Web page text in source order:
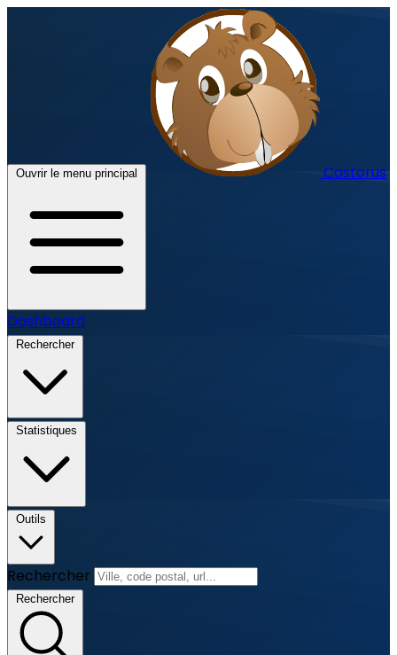
Ouvrir le menu principal Castorus
Dashboard
Rechercher
Statistiques
Outils
Rechercher
Rechercher